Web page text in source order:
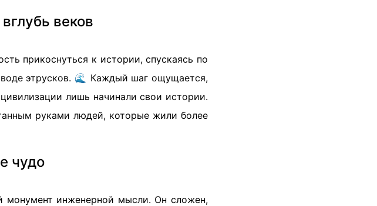
веков
прикоснуться к истории, спускаясь по
этрусков. 🌊 Каждый шаг ощущается,
лишь начинали свои истории.
руками людей, которые жили более
чудо
монумент инженерной мысли. Он сложен,